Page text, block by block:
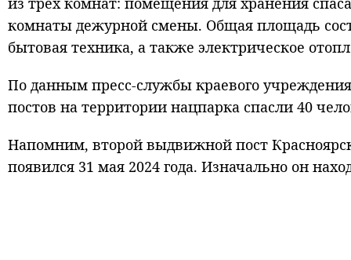
комнаты дежурной смены. Общая площадь
бытовая техника, а также электрическое
По данным пресс-службы краевого
постов на территории нацпарка спасли 40
Напомним, второй выдвижной пост
появился 31 мая 2024 года. Изначально он